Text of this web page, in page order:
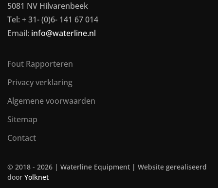
5081 NV Hilvarenbeek
Tel: + 31- (0)6- 141 67 014
Email: info@waterline.nl
Fout Rapporteren
Privacy verklaring
Algemene voorwaarden
Sitemap
Contact
© 2018 - 2026 | Waterline Equipment | Website gerealiseerd
door Yolknet